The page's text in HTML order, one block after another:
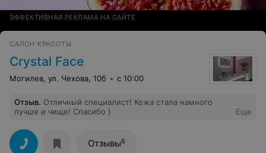
ЭФФЕКТИВНАЯ РЕКЛАМА НА САЙТЕ
САЛОН КРАСОТЫ
Crystal Face
Могилев, ул. Чехова, 10б с 10:00
Отзыв. Отличный специалист! Кожа стала намного
лучше и чище! Спасибо )
Еще
Отзывы6